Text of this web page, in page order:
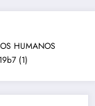
HUMANOS
(1)